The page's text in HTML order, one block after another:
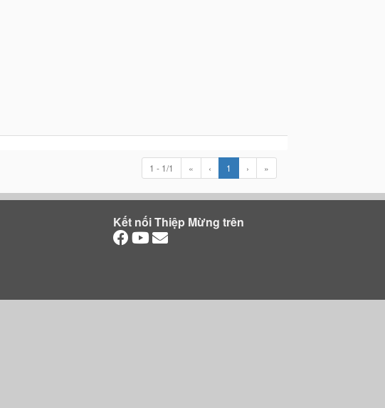
1 - 1/1 « ‹ 1 › »
Kết nối Thiệp Mừng trên